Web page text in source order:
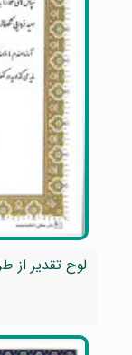
لوح تقدیر